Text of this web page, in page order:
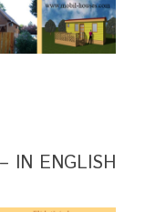
IN ENGLISH